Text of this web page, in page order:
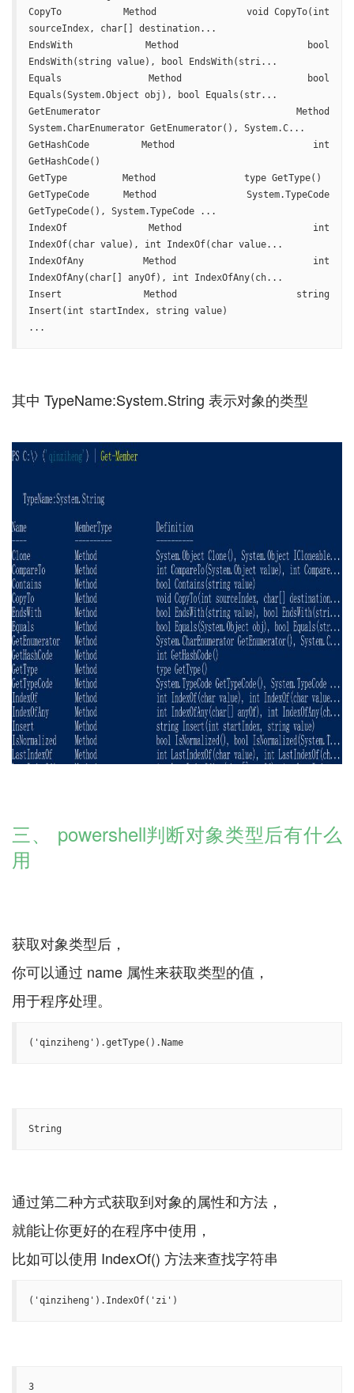
CopyTo           Method                void CopyTo(int
sourceIndex, char[] destination...
EndsWith         Method                bool
EndsWith(string value), bool EndsWith(stri...
Equals           Method                bool
Equals(System.Object obj), bool Equals(str...
GetEnumerator    Method
System.CharEnumerator GetEnumerator(), System.C...
GetHashCode      Method                int
GetHashCode()
GetType          Method                type GetType()
GetTypeCode      Method                System.TypeCode
GetTypeCode(), System.TypeCode ...
IndexOf          Method                int
IndexOf(char value), int IndexOf(char value...
IndexOfAny       Method                int
IndexOfAny(char[] anyOf), int IndexOfAny(ch...
Insert           Method                string
Insert(int startIndex, string value)
...
其中 TypeName:System.String 表示对象的类型
三、 powershell判断对象类型后有什么
用
获取对象类型后，
你可以通过 name 属性来获取类型的值，
('qinziheng').getType().Name
String
通过第二种方式获取到对象的属性和方法，
就能让你更好的在程序中使用，
('qinziheng').IndexOf('zi')
3